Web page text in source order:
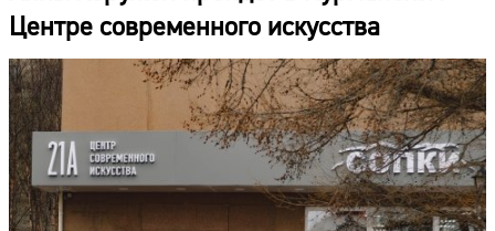
Центре современного искусства